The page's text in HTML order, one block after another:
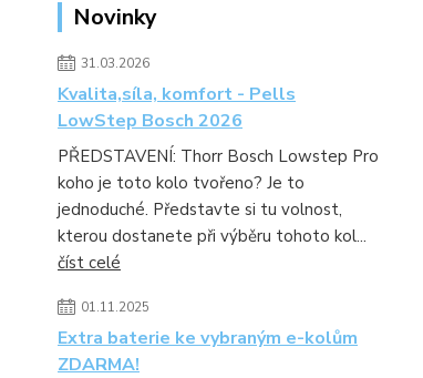
Novinky
31.03.2026
Kvalita,síla, komfort - Pells
LowStep Bosch 2026
PŘEDSTAVENÍ: Thorr Bosch Lowstep Pro
koho je toto kolo tvořeno? Je to
jednoduché. Představte si tu volnost,
kterou dostanete při výběru tohoto kol...
číst celé
01.11.2025
Extra baterie ke vybraným e-kolům
ZDARMA!